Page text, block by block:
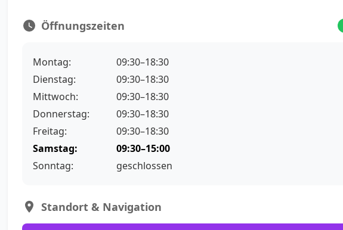
Öffnungszeiten
Montag:
09:30–18:30
Dienstag:
09:30–18:30
Mittwoch:
09:30–18:30
Donnerstag:
09:30–18:30
Freitag:
09:30–18:30
Samstag:
09:30–15:00
Sonntag:
geschlossen
Standort & Navigation